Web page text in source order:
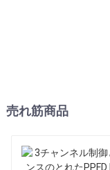
売れ筋商品